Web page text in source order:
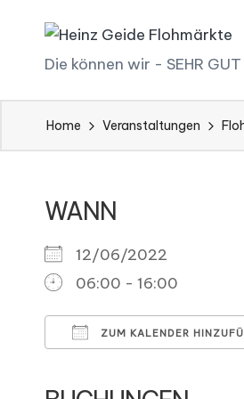
content
H
ei
n
G
ei
d
e
Fl
Die können wir - SEHR
Home Veranstaltungen
WANN
12/06/2022
06:00 - 16:00
ZUM KALENDER